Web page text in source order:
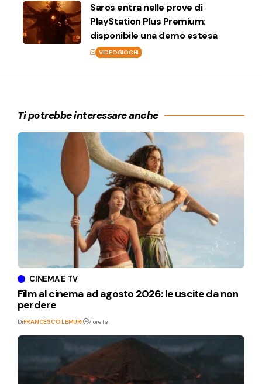
Saros entra nelle prove di
PlayStation Plus Premium:
disponibile una demo estesa
VIDEOGIOCHI
Ti potrebbe interessare anche
CINEMA E TV
Film al cinema ad agosto 2026: le uscite da non
perdere
DiFRANCESCO LEMURI 7 ore fa